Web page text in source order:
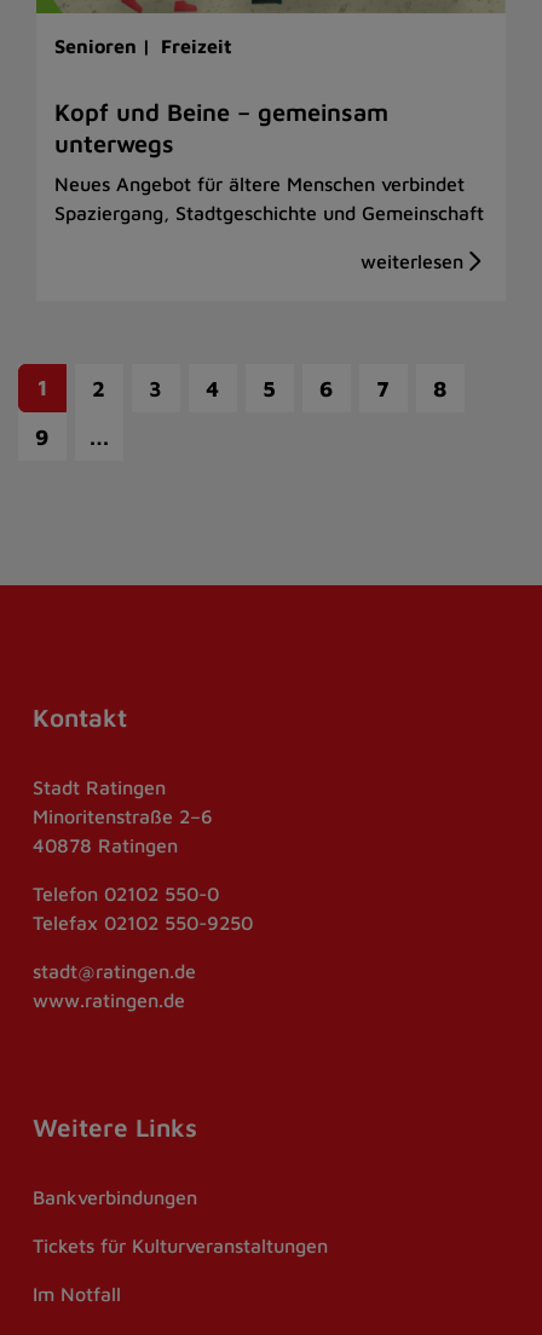
Senioren | Freizeit
Kopf und Beine – gemeinsam
unterwegs
Neues Angebot für ältere Menschen verbindet
Spaziergang, Stadtgeschichte und Gemeinschaft
1 2 3 4 5 6 7
8
9
…
Kontakt
Stadt Ratingen
Minoritenstraße 2–6
40878 Ratingen
Telefon 02102 550-0
Telefax 02102 550-9250
stadt@ratingen.de
www.ratingen.de
Weitere Links
Bankverbindungen
Tickets für Kulturveranstaltungen
Im Notfall